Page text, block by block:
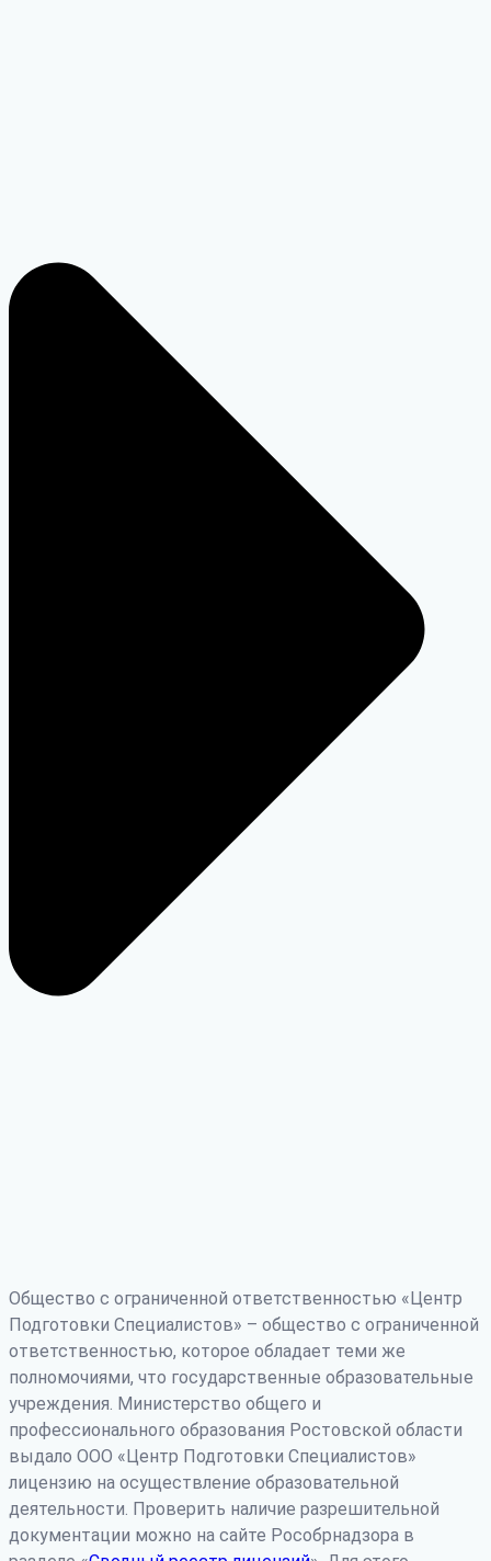
Общество с ограниченной ответственностью «Центр
Подготовки Специалистов» – общество с ограниченной
ответственностью, которое обладает теми же
полномочиями, что государственные образовательные
учреждения. Министерство общего и
профессионального образования Ростовской области
выдало ООО «Центр Подготовки Специалистов»
лицензию на осуществление образовательной
деятельности. Проверить наличие разрешительной
документации можно на сайте Рособрнадзора в